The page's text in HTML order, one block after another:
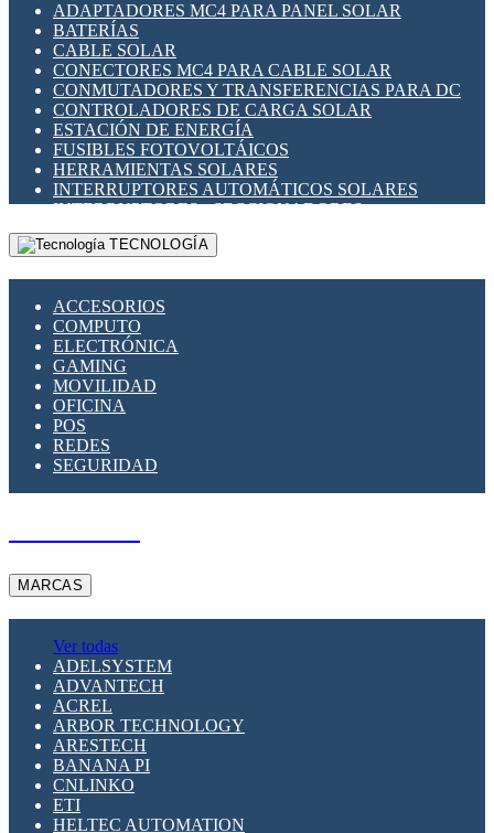
ADAPTADORES MC4 PARA PANEL SOLAR
BATERÍAS
CABLE SOLAR
CONECTORES MC4 PARA CABLE SOLAR
CONMUTADORES Y TRANSFERENCIAS PARA DC
CONTROLADORES DE CARGA SOLAR
ESTACIÓN DE ENERGÍA
FUSIBLES FOTOVOLTÁICOS
HERRAMIENTAS SOLARES
INTERRUPTORES AUTOMÁTICOS SOLARES
INTERRUPTORES - SECCIONADORES
FOTOVOLTÁICOS
MONTAJE PANEL SOLAR
SUPRESOR DE TRANSIENTES SPDS PARA
APLICACIONES FOTOVOLTAICAS
TECNOLOGÍA
ACCESORIOS
COMPUTO
ELECTRÓNICA
GAMING
MOVILIDAD
OFICINA
POS
REDES
SEGURIDAD
MARCAS
Ver todas
ADELSYSTEM
ADVANTECH
ACREL
ARBOR TECHNOLOGY
ARESTECH
BANANA PI
CNLINKO
ETI
HELTEC AUTOMATION